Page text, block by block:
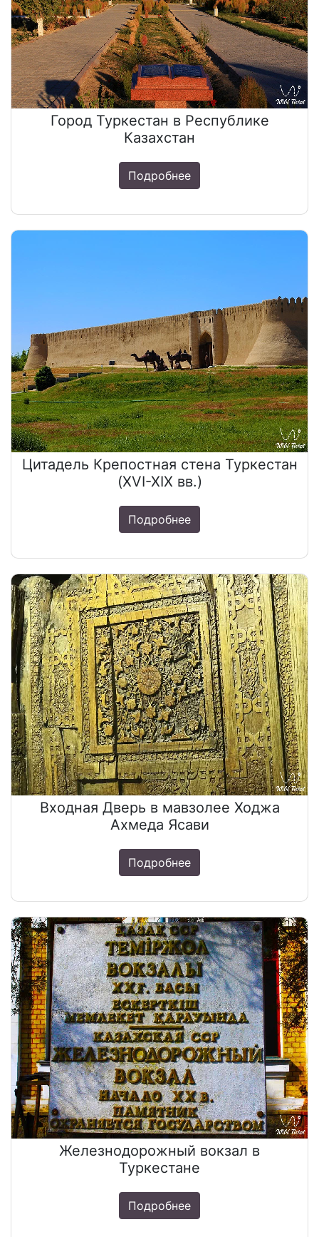
Город Туркестан в Республике
Казахстан
Подробнее
Цитадель Крепостная стена Туркестан
(XVI-XIX вв.)
Подробнее
Входная Дверь в мавзолее Ходжа
Ахмеда Ясави
Подробнее
Железнодорожный вокзал в
Туркестане
Подробнее